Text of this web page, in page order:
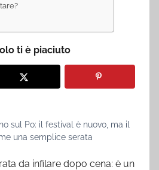
ti è piaciuto
sul Po: il festival è nuovo, ma il
una semplice serata
da infilare dopo cena: è un